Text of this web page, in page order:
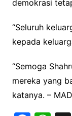
demokrasi
“Seluruh
kepada
“Semoga
mereka yang
katanya. –